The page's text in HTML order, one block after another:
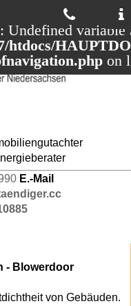
: Undefined variable
htdocs/
on
E.-Mail
- Blowerdoor
von Gebäuden.